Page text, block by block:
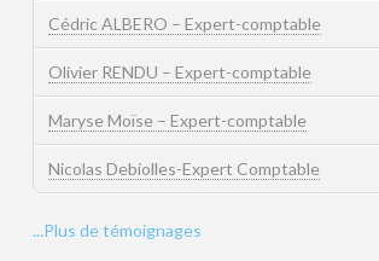
Cédric ALBERO – Expert-comptable
Olivier RENDU – Expert-comptable
Maryse Moïse – Expert-comptable
Nicolas Debiolles-Expert Comptable
...Plus de témoignages